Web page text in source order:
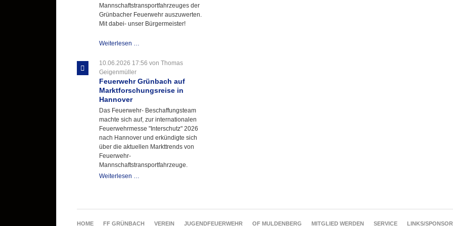
Mannschaftstransportfahrzeuges der
Grünbacher Feuerwehr auszuwerten.
Mit dabei- unser Bürgermeister!
Weiterlesen …
Informationen
Hannover
aus
10.06.2026 17:56 von Thomas
Geigenmüller
Feuerwehr Grünbach auf
Marktforschungsreise in
Hannover
Das Feuerwehr- Beschaffungsteam
machte sich auf, zur internationalen
Feuerwehrmesse "Interschutz" 2026
nach Hannover und erkündigte sich
über die aktuellen Markttrends von
Feuerwehr-
Mannschaftstransportfahrzeuge.
Weiterlesen …
in
Hannover
NAVIGATION
HOME FF GRÜNBACH VEREIN JUGENDFEUERWEHR OF MULDENBERG MITGLIED WERDEN SERVICE LINKS/